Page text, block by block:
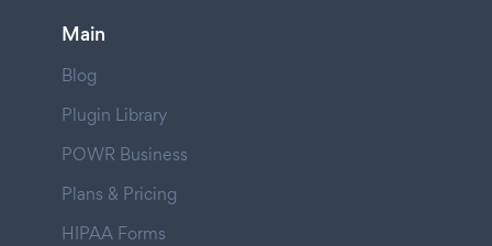
Main
Blog
Plugin Library
POWR Business
Plans & Pricing
HIPAA Forms